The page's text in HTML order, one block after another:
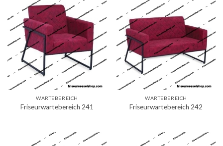
WARTEBEREICH
Friseurwartebereich 241
WARTEBEREICH
Friseurwartebereich 242